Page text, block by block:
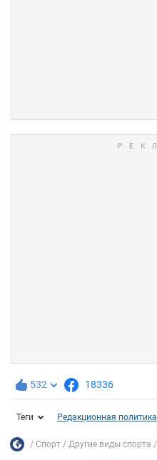
532 18336
Теги Редакционная политика
Спорт Другие виды спорта